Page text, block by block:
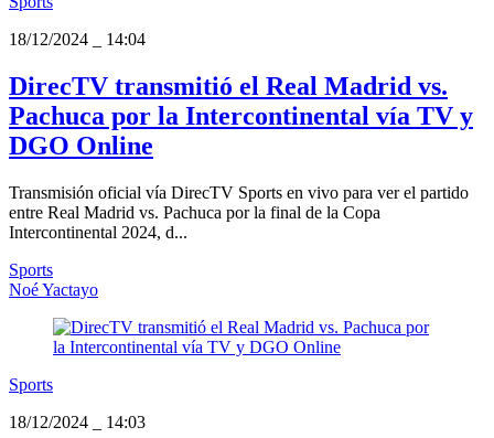
18/12/2024
14:04
DirecTV transmitió el Real Madrid vs.
Pachuca por la Intercontinental vía TV y
DGO Online
Transmisión oficial vía DirecTV Sports en vivo para ver el partido
entre Real Madrid vs. Pachuca por la final de la Copa
Intercontinental 2024, d...
Sports
Noé Yactayo
Sports
18/12/2024
14:03